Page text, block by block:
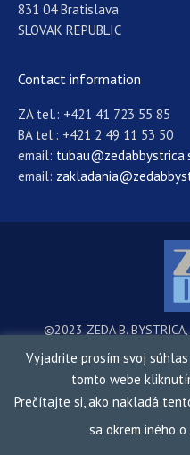
831 04 Bratislava
SLOVAK REPUBLIC
Contact information
ZA tel.: +421 41 723 55 85
BA tel.: +421 2 49 11 53 50
email:
email:
©2023 ZEDA B. BYSTRICA,
Vyjadrite prosím svoj súhlas
tomto webe
Prečítajte si, ako nakladá
sa okrem iného o